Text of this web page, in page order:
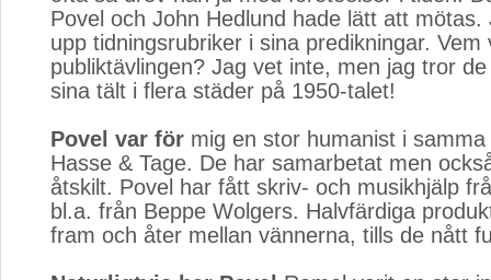
Povel och John Hedlund hade lätt att
upp tidningsrubriker i sina predikningar. Vem
publiktävlingen? Jag vet inte, men jag tror
sina tält i flera städer på 1950-talet!
Povel var för mig en stor humanist i
Hasse & Tage. De har samarbetat men
åtskilt. Povel har fått skriv- och musikhjälp
bl.a. från Beppe Wolgers. Halvfärdiga
fram och åter mellan vännerna, tills de nått